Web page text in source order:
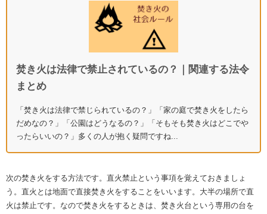
焚き火は法律で禁止されているの？｜関連する法令
まとめ
「焚き火は法律で禁じられているの？」「家の庭で焚き火をしたら
だめなの？」「公園はどうなるの？」「そもそも焚き火はどこでや
ったらいいの？」多くの人が抱く疑問ですね...
次の焚き火をする方法です。直火禁止という事項を覚えておきましょ
う。直火とは地面で直接焚き火をすることをいいます。大半の場所で直
火は禁止です。なので焚き火をするときは、焚き火台という専用の台を